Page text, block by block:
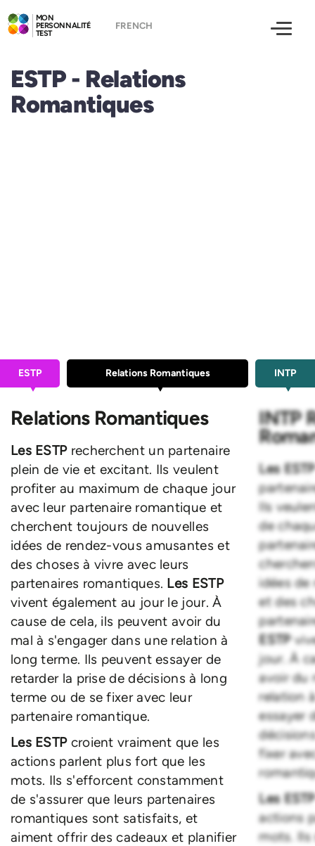
MON
PERSONNALITÉ
TEST
ESTP - Relations
Romantiques
ESTP Relations Romantiques INTP
Relations Romantiques
Les ESTP recherchent un partenaire
plein de vie et excitant. Ils veulent
profiter au maximum de chaque jour
avec leur partenaire romantique et
cherchent toujours de nouvelles
idées de rendez-vous amusantes et
des choses à vivre avec leurs
partenaires romantiques. Les ESTP
vivent également au jour le jour. À
cause de cela, ils peuvent avoir du
mal à s'engager dans une relation à
long terme. Ils peuvent essayer de
retarder la prise de décisions à long
terme ou de se fixer avec leur
partenaire romantique.
Les ESTP croient vraiment que les
actions parlent plus fort que les
mots. Ils s'efforcent constamment
de s'assurer que leurs partenaires
romantiques sont satisfaits, et
aiment offrir des cadeaux et planifier
INTP
Les
Ils
de
idées
et des
ESTP
jour. À
avoir du
relation
essayer
fixer
Les
actions
mots.